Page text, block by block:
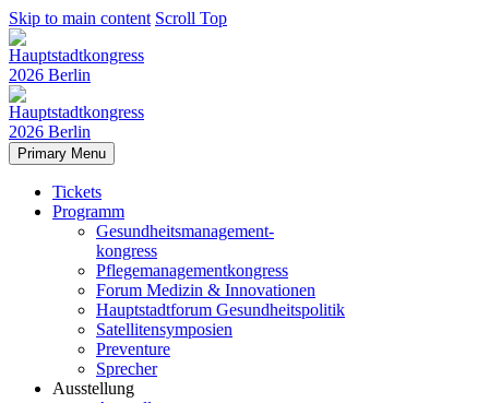
Skip to main content Scroll Top
Primary Menu
Tickets
Programm
Gesundheitsmanagement-
kongress
Pflegemanagementkongress
Forum Medizin & Innovationen
Hauptstadtforum Gesundheitspolitik
Satellitensymposien
Preventure
Sprecher
Ausstellung